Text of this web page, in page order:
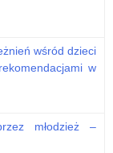
wśród dzieci
w
młodzież –